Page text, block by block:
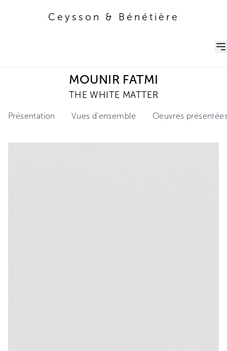
Ceysson & Bénétière
MOUNIR FATMI
THE WHITE MATTER
Présentation Vues d'ensemble Oeuvres